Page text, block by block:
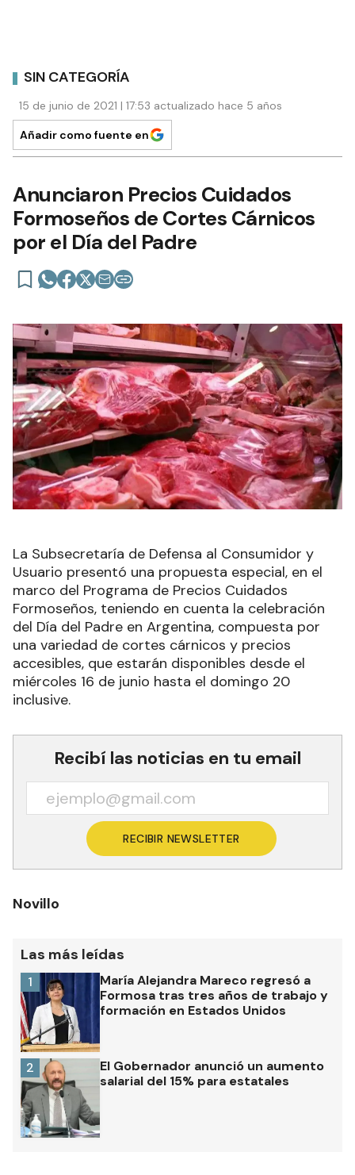
SIN CATEGORÍA
15 de junio de 2021 | 17:53 actualizado hace 5 años
Añadir como fuente en
Anunciaron Precios Cuidados
Formoseños de Cortes Cárnicos
por el Día del Padre
La Subsecretaría de Defensa al Consumidor y
Usuario presentó una propuesta especial, en el
marco del Programa de Precios Cuidados
Formoseños, teniendo en cuenta la celebración
del Día del Padre en Argentina, compuesta por
una variedad de cortes cárnicos y precios
accesibles, que estarán disponibles desde el
miércoles 16 de junio hasta el domingo 20
inclusive.
Recibí las noticias en tu email
RECIBIR NEWSLETTER
Novillo
Las más leídas
María Alejandra Mareco regresó a
Formosa tras tres años de trabajo y
formación en Estados Unidos
1
El Gobernador anunció un aumento
salarial del 15% para estatales
2